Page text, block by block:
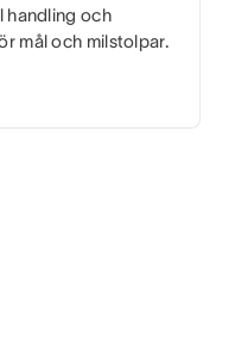
handling och
mål och milstolpar.